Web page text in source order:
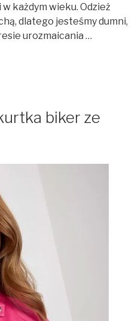
każdym wieku. Odzież
dlatego jesteśmy dumni,
urozmaicania …
biker ze